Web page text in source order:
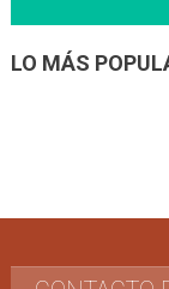
LO MÁS